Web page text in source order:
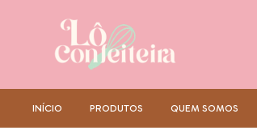
INÍCIO PRODUTOS QUEM SOMOS